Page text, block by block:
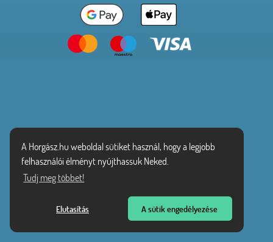
A Horgász.hu weboldal sütiket használ, hogy a legjobb
felhasználói élményt nyújthassuk Neked.
Tudj meg többet!
Elutasítás A sütik engedélyezése